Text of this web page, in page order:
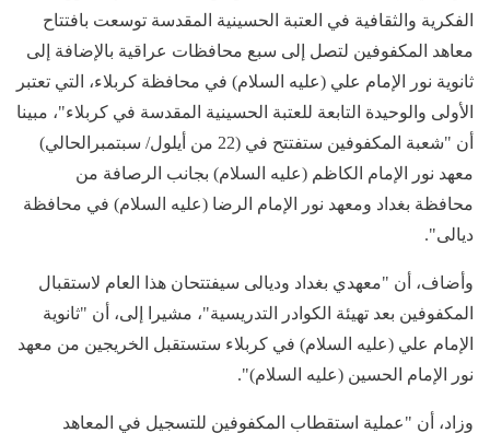
الفكرية والثقافية في العتبة الحسينية المقدسة توسعت بافتتاح
معاهد المكفوفين لتصل إلى سبع محافظات عراقية بالإضافة إلى
ثانوية نور الإمام علي (عليه السلام) في محافظة كربلاء، التي تعتبر
الأولى والوحيدة التابعة للعتبة الحسينية المقدسة في كربلاء"، مبينا
أن "شعبة المكفوفين ستفتتح في (22 من أيلول/ سبتمبرالحالي)
معهد نور الإمام الكاظم (عليه السلام) بجانب الرصافة من
محافظة بغداد ومعهد نور الإمام الرضا (عليه السلام) في محافظة
ديالى".
وأضاف، أن "معهدي بغداد وديالى سيفتتحان هذا العام لاستقبال
المكفوفين بعد تهيئة الكوادر التدريسية"، مشيرا إلى، أن "ثانوية
الإمام علي (عليه السلام) في كربلاء ستستقبل الخريجين من معهد
نور الإمام الحسين (عليه السلام)".
وزاد، أن "عملية استقطاب المكفوفين للتسجيل في المعاهد